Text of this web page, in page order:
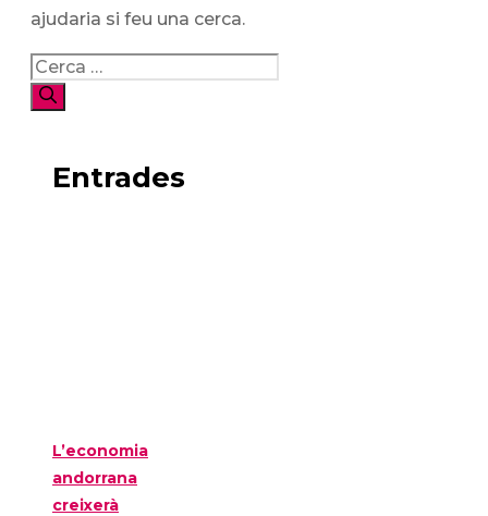
ajudaria si feu una cerca.
Cerca:
Entrades
L’economia
andorrana
creixerà